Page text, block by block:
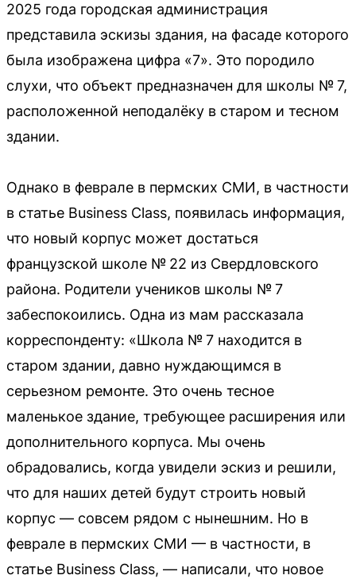
2025 года городская администрация
представила эскизы здания, на фасаде которого
была изображена цифра «7». Это породило
слухи, что объект предназначен для школы № 7,
расположенной неподалёку в старом и тесном
здании.
Однако в феврале в пермских СМИ, в частности
в статье Business Class, появилась информация,
что новый корпус может достаться
французской школе № 22 из Свердловского
района. Родители учеников школы № 7
забеспокоились. Одна из мам рассказала
корреспонденту: «Школа № 7 находится в
старом здании, давно нуждающимся в
серьезном ремонте. Это очень тесное
маленькое здание, требующее расширения или
дополнительного корпуса. Мы очень
обрадовались, когда увидели эскиз и решили,
что для наших детей будут строить новый
корпус — совсем рядом с нынешним. Но в
феврале в пермских СМИ — в частности, в
статье Business Class, — написали, что новое